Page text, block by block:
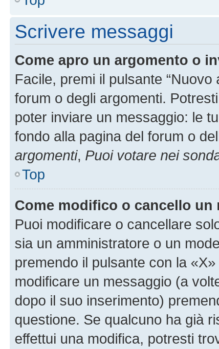
Scrivere messaggi
Come apro un argomento o
Facile, premi il pulsante
forum o degli argomenti.
poter inviare un messaggio: le
fondo alla pagina del forum o
argomenti, Puoi votare nei
Top
Come modifico o cancello un
Puoi modificare o cancellare
sia un amministratore o un
premendo il pulsante con la
modificare un messaggio (a
dopo il suo inserimento)
questione. Se qualcuno ha già
effettui una modifica, potresti